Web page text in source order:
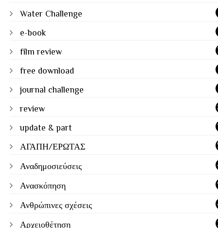
Water Challenge
e-book
film review
free download
journal challenge
review
update & part
ΑΓΑΠΗ/ΕΡΩΤΑΣ
Αναδημοσιεύσεις
Ανασκόπηση
Ανθρώπινες σχέσεις
Αρχειοθέτηση